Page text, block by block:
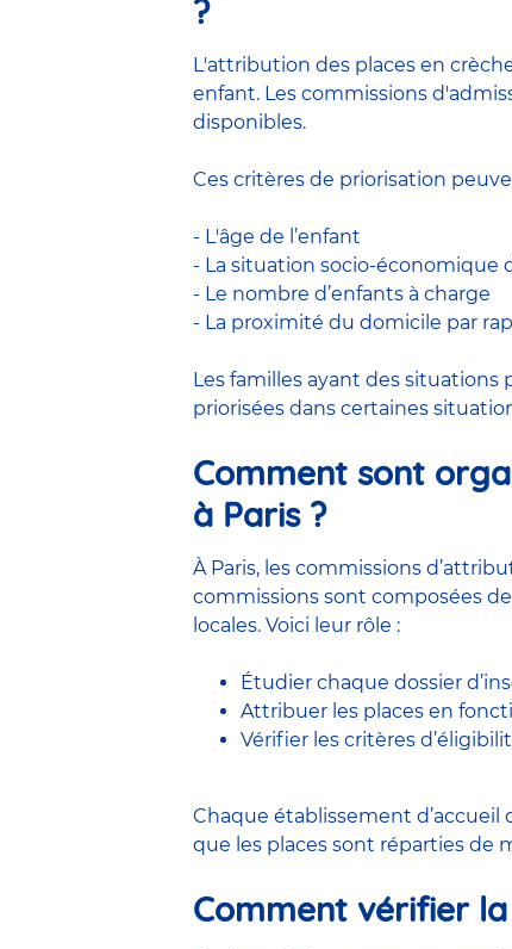
?
L'attribution des places en
enfant. Les commissions
disponibles.
Ces critères de priorisation
- L'âge de l’enfant
- La situation socio-économique
- Le nombre d’enfants à charge
- La proximité du domicile par
Les familles ayant des situations
priorisées dans certaines
Comment sont
à Paris ?
À Paris, les commissions
commissions sont composées
locales. Voici leur rôle :
Étudier chaque dossier
Attribuer les places en
Vérifier les critères
Chaque établissement
que les places sont réparties de
Comment vérifier la